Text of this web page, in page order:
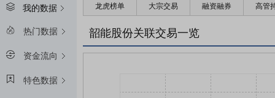
我的数据
热门数据
资金流向
特色数据
龙虎榜单 大宗交易 融资融券 高管
韶能股份关联交易一览